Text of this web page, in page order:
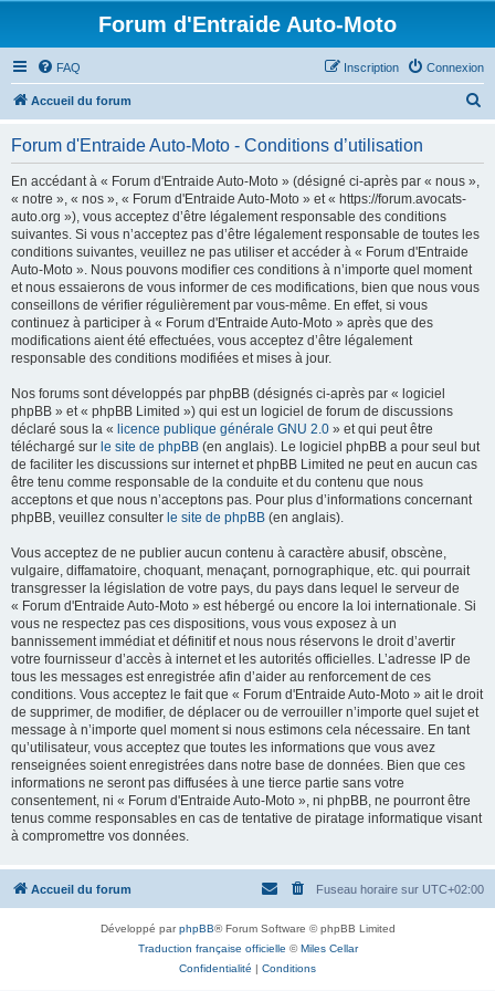
Forum d'Entraide Auto-Moto
FAQ Connexion
Inscription
Accueil du forum
Forum d'Entraide Auto-Moto - Conditions d’utilisation
En accédant à « Forum d'Entraide Auto-Moto » (désigné ci-après par « nous »,
« notre », « nos », « Forum d'Entraide Auto-Moto » et « https://forum.avocats-
auto.org »), vous acceptez d’être légalement responsable des conditions
suivantes. Si vous n’acceptez pas d’être légalement responsable de toutes les
conditions suivantes, veuillez ne pas utiliser et accéder à « Forum d'Entraide
Auto-Moto ». Nous pouvons modifier ces conditions à n’importe quel moment
et nous essaierons de vous informer de ces modifications, bien que nous vous
conseillons de vérifier régulièrement par vous-même. En effet, si vous
continuez à participer à « Forum d'Entraide Auto-Moto » après que des
modifications aient été effectuées, vous acceptez d’être légalement
responsable des conditions modifiées et mises à jour.
Nos forums sont développés par phpBB (désignés ci-après par « logiciel
phpBB » et « phpBB Limited ») qui est un logiciel de forum de discussions
déclaré sous la « licence publique générale GNU 2.0 » et qui peut être
téléchargé sur le site de phpBB (en anglais). Le logiciel phpBB a pour seul but
de faciliter les discussions sur internet et phpBB Limited ne peut en aucun cas
être tenu comme responsable de la conduite et du contenu que nous
acceptons et que nous n’acceptons pas. Pour plus d’informations concernant
phpBB, veuillez consulter le site de phpBB (en anglais).
Vous acceptez de ne publier aucun contenu à caractère abusif, obscène,
vulgaire, diffamatoire, choquant, menaçant, pornographique, etc. qui pourrait
transgresser la législation de votre pays, du pays dans lequel le serveur de
« Forum d'Entraide Auto-Moto » est hébergé ou encore la loi internationale. Si
vous ne respectez pas ces dispositions, vous vous exposez à un
bannissement immédiat et définitif et nous nous réservons le droit d’avertir
votre fournisseur d’accès à internet et les autorités officielles. L’adresse IP de
tous les messages est enregistrée afin d’aider au renforcement de ces
conditions. Vous acceptez le fait que « Forum d'Entraide Auto-Moto » ait le droit
de supprimer, de modifier, de déplacer ou de verrouiller n’importe quel sujet et
message à n’importe quel moment si nous estimons cela nécessaire. En tant
qu’utilisateur, vous acceptez que toutes les informations que vous avez
renseignées soient enregistrées dans notre base de données. Bien que ces
informations ne seront pas diffusées à une tierce partie sans votre
consentement, ni « Forum d'Entraide Auto-Moto », ni phpBB, ne pourront être
tenus comme responsables en cas de tentative de piratage informatique visant
à compromettre vos données.
Accueil du forum Fuseau horaire sur UTC+02:00
Développé parphpBB® Forum Software © phpBB Limited
Traduction française officielle ©Miles Cellar
Confidentialité | Conditions